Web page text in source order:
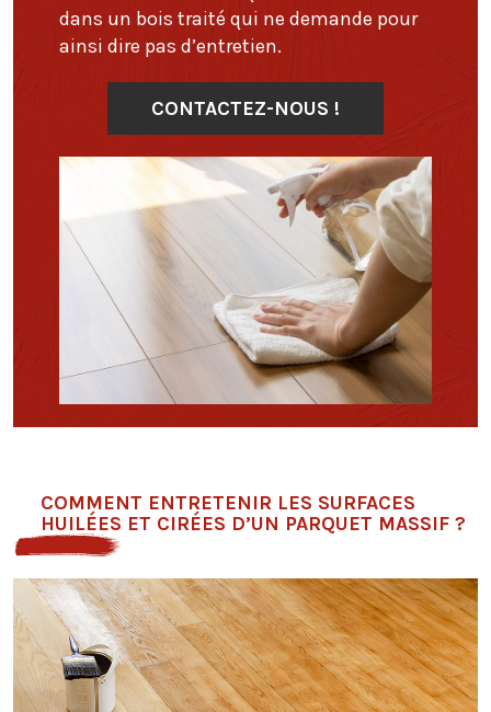
dans un bois traité qui ne demande pour
ainsi dire pas d’entretien.
CONTACTEZ-NOUS !
COMMENT ENTRETENIR LES SURFACES
HUILÉES ET CIRÉES D’UN PARQUET MASSIF ?